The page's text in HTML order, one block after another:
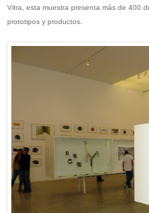
Vitra, esta muestra presenta más de 400
prototipos y productos.